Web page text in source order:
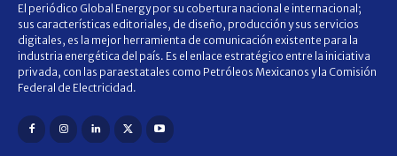
El periódico Global Energy por su cobertura nacional e internacional;
sus características editoriales, de diseño, producción y sus servicios
digitales, es la mejor herramienta de comunicación existente para la
industria energética del país. Es el enlace estratégico entre la iniciativa
privada, con las paraestatales como Petróleos Mexicanos y la Comisión
Federal de Electricidad.